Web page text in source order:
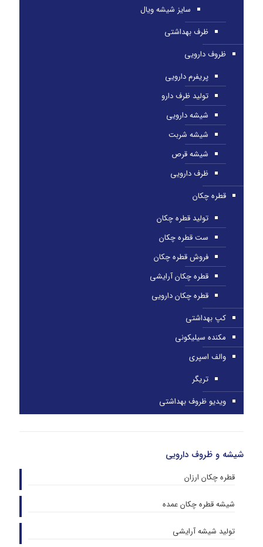
سایز شیشه ویال
ظرف بهداشتی
ظروف دارویی
پریفرم دارویی
تولید ظرف دارو
شیشه دارویی
شیشه شربت
شیشه قرص
ظرف دارویی
قطره چکان
تولید قطره چکان
ست قطره چکان
فروش قطره چکان
قطره چکان آرایشی
قطره چکان دارویی
کپ بهداشتی
مکنده سیلیکونی
والف اسپری
تریگر
ویدیو ظروف بهداشتی
شیشه و ظروف دارویی
قطره چکان ارزان
شیشه قطره چکان عمده
تولید شیشه آرایشی